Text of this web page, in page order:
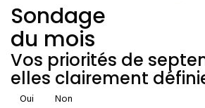
Sondage
du mois
Vos priorités de
elles clairement
Oui Non